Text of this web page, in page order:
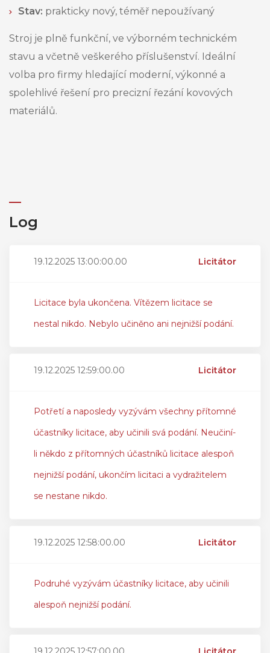
Stav: prakticky nový, téměř nepoužívaný
Stroj je plně funkční, ve výborném technickém
stavu a včetně veškerého příslušenství. Ideální
volba pro firmy hledající moderní, výkonné a
spolehlivé řešení pro precizní řezání kovových
materiálů.
Log
19.12.2025 13:00:00.00 Licitátor
Licitace byla ukončena. Vítězem licitace se
nestal nikdo. Nebylo učiněno ani nejnižší podání.
19.12.2025 12:59:00.00 Licitátor
Potřetí a naposledy vyzývám všechny přítomné
účastníky licitace, aby učinili svá podání. Neučiní-
li někdo z přítomných účastníků licitace alespoň
nejnižší podání, ukončím licitaci a vydražitelem
se nestane nikdo.
19.12.2025 12:58:00.00 Licitátor
Podruhé vyzývám účastníky licitace, aby učinili
alespoň nejnižší podání.